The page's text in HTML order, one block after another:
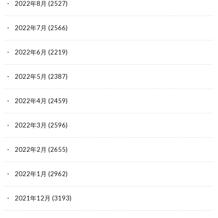
2022年8月 (2527)
2022年7月 (2566)
2022年6月 (2219)
2022年5月 (2387)
2022年4月 (2459)
2022年3月 (2596)
2022年2月 (2655)
2022年1月 (2962)
2021年12月 (3193)